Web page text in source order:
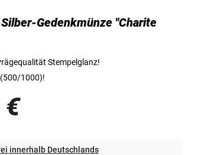
Die Vorderseite der 10-Mark-DDR-Gedenkmünze "275 Jahre
Gedenkmünze "Charite
Stempelglanz!
1000)!
€
innerhalb Deutschlands